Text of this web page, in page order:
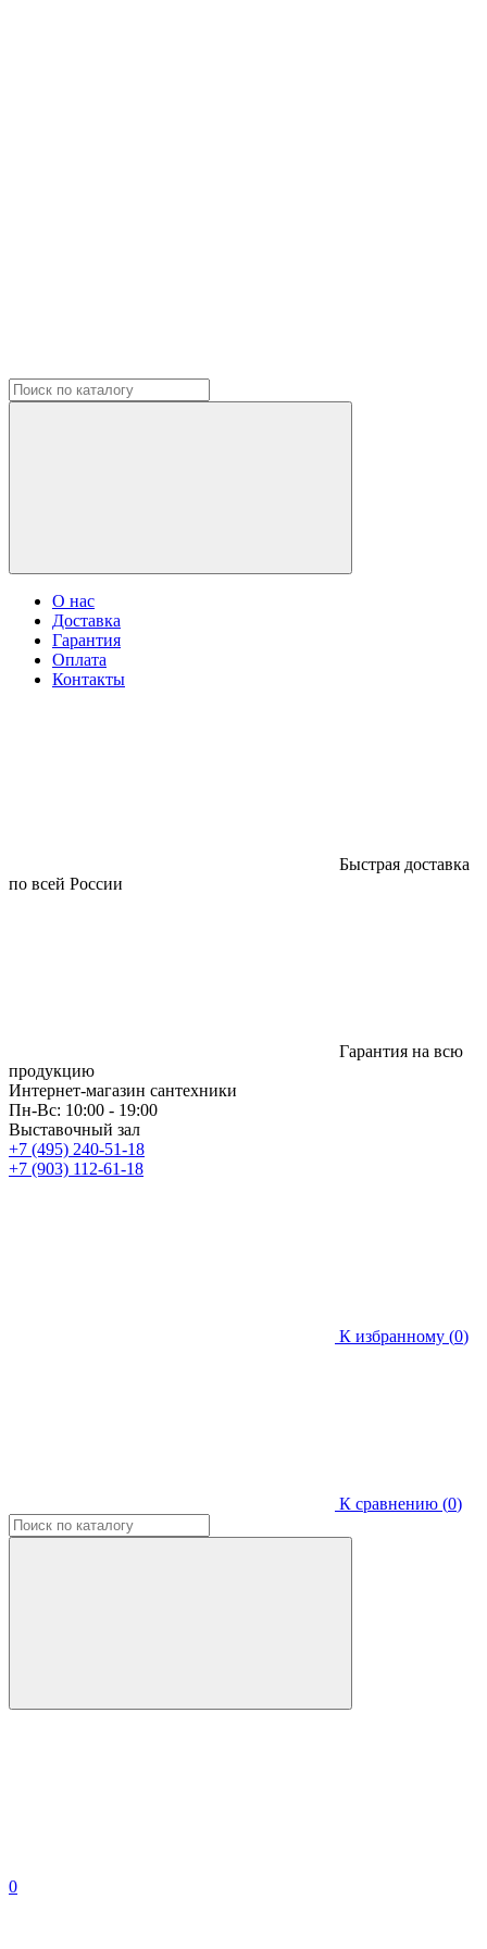
О нас
Доставка
Гарантия
Оплата
Контакты
Быстрая доставка
по всей России
Гарантия на всю
продукцию
Интернет-магазин сантехники
Пн-Вс: 10:00 - 19:00
Выставочный зал
+7 (495) 240-51-18
+7 (903) 112-61-18
К избранному (0)
К сравнению (0)
0